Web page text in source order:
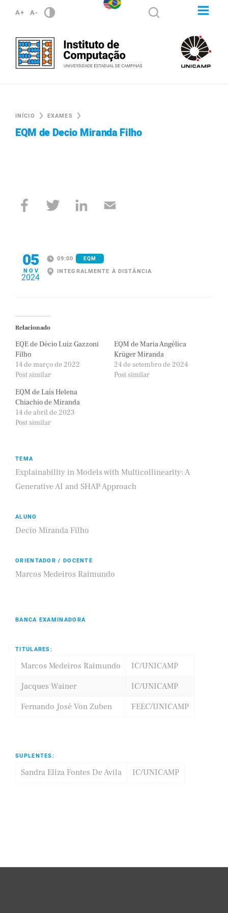
A+ A-
INÍCIO EXAMES
EQM de Decio Miranda Filho
05
NOV
2024
09:00 EQM
INTEGRALMENTE À DISTÂNCIA
Relacionado
EQE de Décio Luiz Gazzoni
Filho
14 de março de 2022
Post similar
EQM de Maria Angélica
Krüger Miranda
24 de setembro de 2024
Post similar
EQM de Laís Helena
Chiachio de Miranda
14 de abril de 2023
Post similar
TEMA
Explainability in Models with Multicollinearity: A
Generative AI and SHAP Approach
ALUNO
Decio Miranda Filho
ORIENTADOR / DOCENTE
Marcos Medeiros Raimundo
BANCA EXAMINADORA
TITULARES:
Marcos Medeiros Raimundo
IC/UNICAMP
Jacques Wainer
IC/UNICAMP
Fernando José Von Zuben
FEEC/UNICAMP
SUPLENTES:
Sandra Eliza Fontes De Avila IC/UNICAMP